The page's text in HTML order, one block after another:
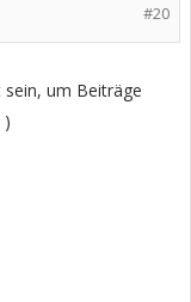
#20
um Beiträge
)